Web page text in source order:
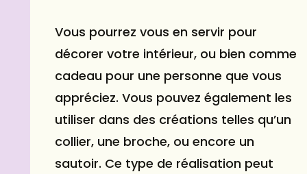
Vous pourrez vous en servir pour
décorer votre intérieur, ou bien comme
cadeau pour une personne que vous
appréciez. Vous pouvez également les
utiliser dans des créations telles qu’un
collier, une broche, ou encore un
sautoir. Ce type de réalisation peut